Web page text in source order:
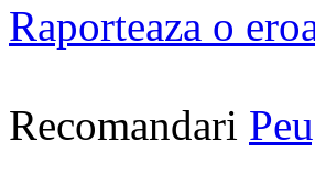
Raporteaza o
Recomandari